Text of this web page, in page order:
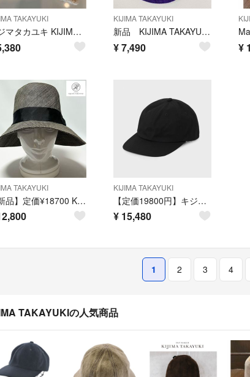
TAKAYUKI
キジマタカユキ KIJIMA TAKAYUKI オフホワイト ニット帽
KIJIMA TAKAYUKI
新品 KIJIMA TAKAYUKI Doubleハット ペーパーパイピング
¥7,490 ¥
TAKAYUKI
【新品】定価¥18700 KIJIMA TAKAYUKIクロスハイクラウンハット
KIJIMA TAKAYUKI
【定価19800円】キジマタカユキ COTTON GABA 6PANEL CAP
¥ 15,480
1 2 3 4
TAKAYUKIの人気商品